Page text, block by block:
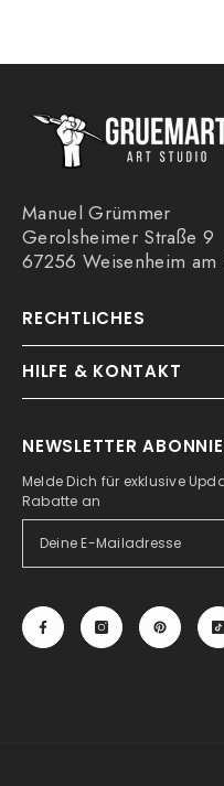
Manuel Grümmer
Gerolsheimer Straße 9
67256 Weisenheim am
RECHTLICHES
HILFE & KONTAKT
NEWSLETTER
Melde Dich für exklusive
Rabatte an